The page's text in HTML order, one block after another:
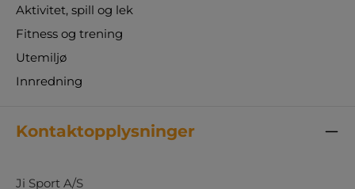
Aktivitet, spill og lek
Fitness og trening
Utemiljø
Innredning
Kontaktopplysninger
Ji Sport A/S